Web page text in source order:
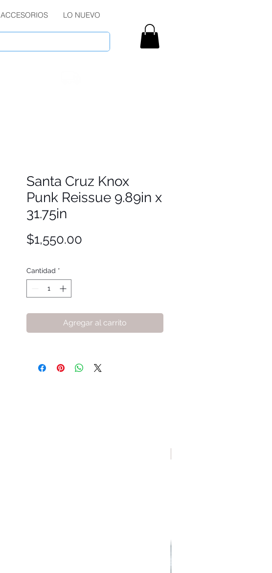
ACCESORIOS LO NUEVO
Santa Cruz Knox
Punk Reissue 9.89in x
31.75in
$1,550.00
Cantidad *
Agregar al carrito